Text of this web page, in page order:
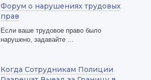
Форум о нарушениях трудовых
прав
Если ваше трудовое право было
нарушено, задавайте ...
Когда Сотрудникам Полиции